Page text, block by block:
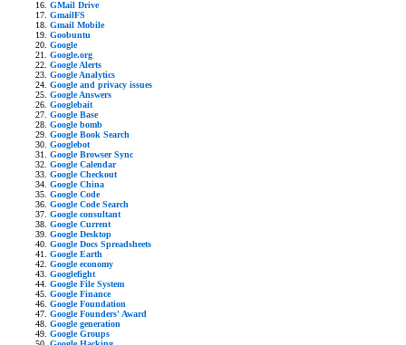
GMail Drive
GmailFS
Gmail Mobile
Goobuntu
Google
Google.org
Google Alerts
Google Analytics
Google and privacy issues
Google Answers
Googlebait
Google Base
Google bomb
Google Book Search
Googlebot
Google Browser Sync
Google Calendar
Google Checkout
Google China
Google Code
Google Code Search
Google consultant
Google Current
Google Desktop
Google Docs Spreadsheets
Google Earth
Google economy
Googlefight
Google File System
Google Finance
Google Foundation
Google Founders' Award
Google generation
Google Groups